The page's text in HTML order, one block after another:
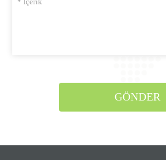
GÖNDER